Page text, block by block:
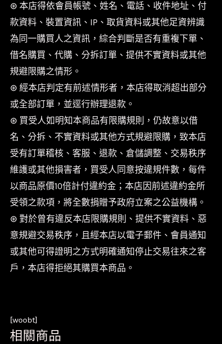
⊛ 本店得依會員帳號、姓名、電話、收件地址、付
款資料、裝置資訊、IP、取貨資料或其他足資辨識
為同一購買人之資訊，綜合判斷是否有重複下單、
借名購買、代購、分拆訂單、提供不實資料或其他
規避限購之情形。
⊛ 經本店判定有前述情形者，本店得取消超出部分
或全部訂單，並逕行辦理退款。
⊛ 買受人如明知本商品有限購規則，仍故意以借
名、分拆、不實資料或其他方式規避限購，致本店
受有訂單稽核、客服、退款、倉儲調整、交易秩序
維護或其他損害者，買受人同意按違規件數，每件
以商品原價10倍計付違約金；本店因前述違約金所
受領之款項，將全數捐贈予政府立案之公益機構。
⊛ 對於曾有違反本店限購規則、提供不實資料、惡
意規避交易秩序，且經本店以電子郵件、會員通知
或其他可得證明之方式明確通知停止交易往來之客
戶，本店得拒絕其購買本商品。
[woobt]
相關商品